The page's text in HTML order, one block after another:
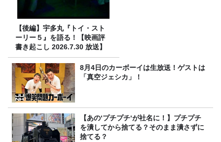
【後編】宇多丸『トイ・スト
ーリー５』を語る！【映画評
書き起こし 2026.7.30 放送】
8月4日のカーボーイは生放送！ゲストは
「真空ジェシカ」！
【あの‘プチプチ‘が社名に！】プチプチ
を潰してから捨てる？そのまま潰さずに
捨てる？